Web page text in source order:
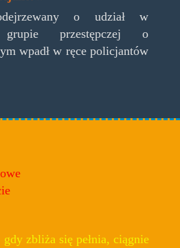
o udział w
grupie przestępczej o
wpadł w ręce policjantów
gdy zbliża się pełnia, ciągnie